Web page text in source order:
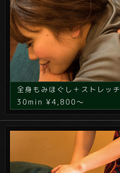
全身もみほぐし＋ストレッチ
30min ¥4,800～